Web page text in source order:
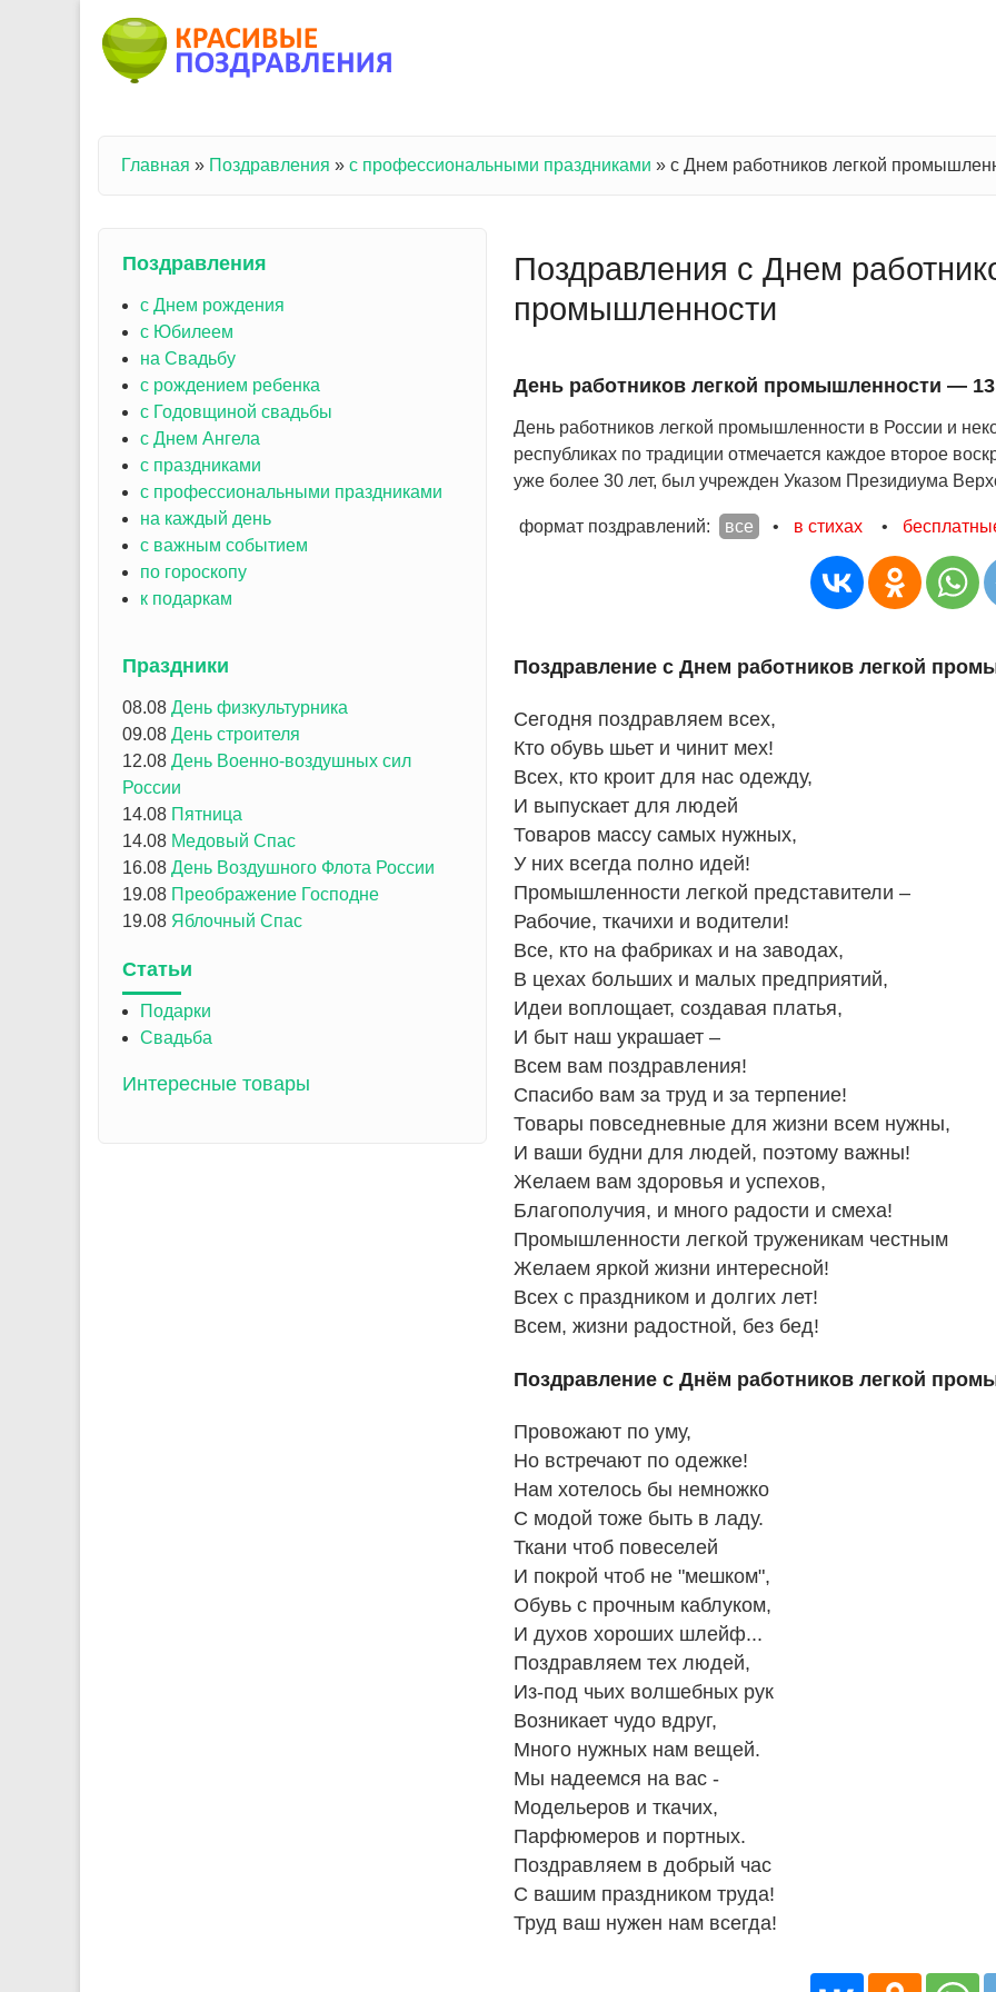
Вы здесь
Главная » Поздравления » с профессиональными праздниками » с Днем работников легкой
Поздравления с Днем
промышленности
День работников легкой промышленности —
День работников легкой промышленности в России и
республиках по традиции отмечается каждое второе
уже более 30 лет, был учрежден Указом Президиума
формат поздравлений: все • в стихах •
Поздравление с Днем работников легкой
Сегодня поздравляем всех,
Кто обувь шьет и чинит мех!
Всех, кто кроит для нас одежду,
И выпускает для людей
Товаров массу самых нужных,
У них всегда полно идей!
Промышленности легкой представители –
Рабочие, ткачихи и водители!
Все, кто на фабриках и на заводах,
В цехах больших и малых предприятий,
Идеи воплощает, создавая платья,
И быт наш украшает –
Всем вам поздравления!
Спасибо вам за труд и за терпение!
Товары повседневные для жизни всем нужны,
И ваши будни для людей, поэтому важны!
Желаем вам здоровья и успехов,
Благополучия, и много радости и смеха!
Промышленности легкой труженикам честным
Желаем яркой жизни интересной!
Всех с праздником и долгих лет!
Всем, жизни радостной, без бед!
Поздравление с Днём работников легкой
Провожают по уму,
Но встречают по одежке!
Нам хотелось бы немножко
С модой тоже быть в ладу.
Ткани чтоб повеселей
И покрой чтоб не "мешком",
Обувь с прочным каблуком,
И духов хороших шлейф...
Поздравляем тех людей,
Из-под чьих волшебных рук
Возникает чудо вдруг,
Много нужных нам вещей.
Мы надеемся на вас -
Модельеров и ткачих,
Парфюмеров и портных.
Поздравляем в добрый час
С вашим праздником труда!
Труд ваш нужен нам всегда!
Поздравления
с Днем рождения
с Юбилеем
на Свадьбу
с рождением ребенка
с Годовщиной свадьбы
с Днем Ангела
с праздниками
с профессиональными праздниками
на каждый день
с важным событием
по гороскопу
к подаркам
Праздники
08.08 День физкультурника
09.08 День строителя
12.08 День Военно-воздушных сил
России
14.08 Пятница
14.08 Медовый Спас
16.08 День Воздушного Флота России
19.08 Преображение Господне
19.08 Яблочный Спас
Статьи
Подарки
Свадьба
Интересные товары